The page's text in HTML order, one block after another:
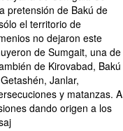
pretensión de Bakú de
el territorio de
no dejaron este
de Sumgait, una de
de Kirovabad, Bakú
Janlar,
y matanzas. A
dando origen a los